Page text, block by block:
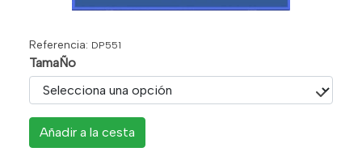
Referencia: DP551
TamaÑo
Añadir a la cesta